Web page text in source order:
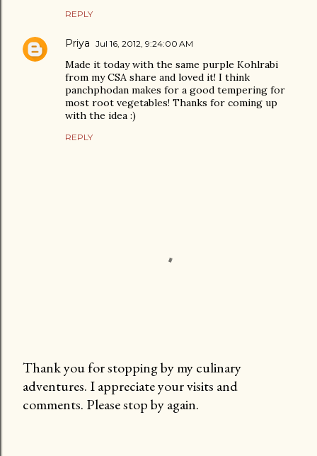
REPLY
Priya Jul 16, 2012, 9:24:00 AM
Made it today with the same purple Kohlrabi
from my CSA share and loved it! I think
panchphodan makes for a good tempering for
most root vegetables! Thanks for coming up
with the idea :)
REPLY
P
o
Thank you for stopping by my culinary
adventures. I appreciate your visits and
comments. Please stop by again.